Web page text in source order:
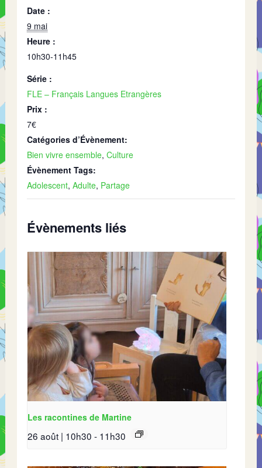
Date :
9 mai
Heure :
10h30-11h45
Série :
FLE – Français Langues Etrangères
Prix :
7€
Catégories d’Évènement:
Bien vivre ensemble,Culture
Évènement Tags:
Adolescent,Adulte, Partage
Évènements liés
Les racontines de Martine
26 août | 10h30 - 11h30